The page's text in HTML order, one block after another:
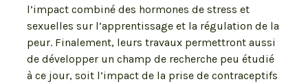
l’impact combiné des hormones de stress et
sexuelles sur l’apprentissage et la régulation de la
peur. Finalement, leurs travaux permettront aussi
de développer un champ de recherche peu étudié
à ce jour, soit l’impact de la prise de contraceptifs